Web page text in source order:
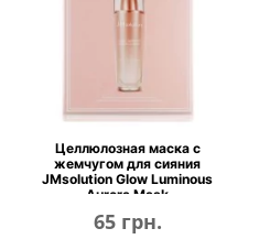
Целлюлозная маска с
жемчугом для сияния
JMsolution Glow Luminous
Aurora Mask
65 грн.